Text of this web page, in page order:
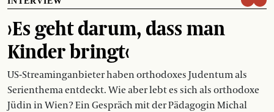
›Es geht darum, dass man
Kinder bringt‹
US-Streaming­anbieter haben orthodoxes Judentum als
Serienthema entdeckt. Wie aber lebt es sich als orthodoxe
Jüdin in Wien? Ein Gespräch mit der Pädagogin Michal